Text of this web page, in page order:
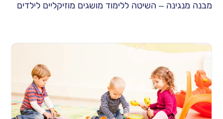
מבנה מנגינה – השיטה ללימוד מושגים מוזיקליים לילדים